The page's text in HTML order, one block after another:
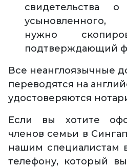
свидетельства
усыновленного,
нужно
подтверждающий
Все неанглоязычные
переводятся на
удостоверяются
Если вы хотите
членов семьи в
нашим специалистам
телефону, который